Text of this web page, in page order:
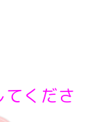
くださ